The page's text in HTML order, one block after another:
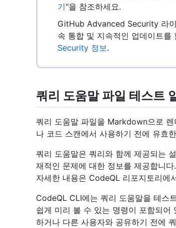
기"을 참조하세요.
GitHub Advanced Security 라
속 통합 및 지속적인 업데이트
Security 정보.
쿼리 도움말 파일 테스트
쿼리 도움말 파일을 Markdown으로
나 코드 스캔에서 사용하기 전에 유효
쿼리 도움말은 쿼리와 함께 제공되는
재적인 문제에 대한 정보를 제공합니
자세한 내용은 CodeQL 리포지토리에
CodeQL CLI에는 쿼리 도움말을 테스
쉽게 미리 볼 수 있는 명령이 포함되
하거나 다른 사용자와 공유하기 전에